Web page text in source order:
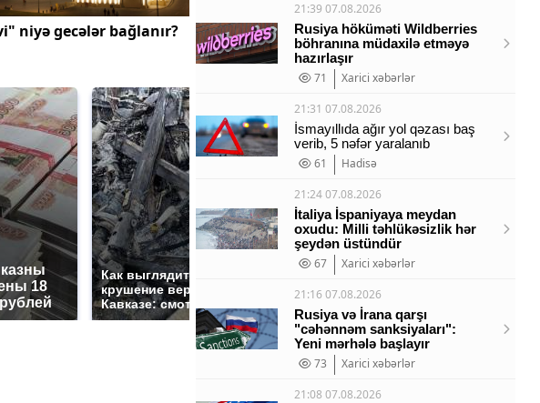
niyə gecələr bağlanır?
18
Как выглядит место
крушение вертолета на
Кавказе: смотреть
Не ешьте эту
магазина: список
21:39 07.08.2026
Rusiya höküməti Wildberries
böhranına müdaxilə etməyə
hazırlaşır
71
Xarici xəbərlər
21:31 07.08.2026
İsmayıllıda ağır yol qəzası baş
verib, 5 nəfər yaralanıb
61
Hadisə
21:24 07.08.2026
İtaliya İspaniyaya meydan
oxudu: Milli təhlükəsizlik hər
şeydən üstündür
67
Xarici xəbərlər
21:16 07.08.2026
Rusiya və İrana qarşı
"cəhənnəm sanksiyaları":
Yeni mərhələ başlayır
73
Xarici xəbərlər
21:08 07.08.2026